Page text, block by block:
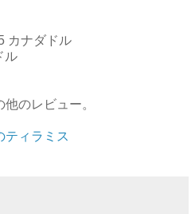
カナダドル
ル
のレビュー。
ティラミス